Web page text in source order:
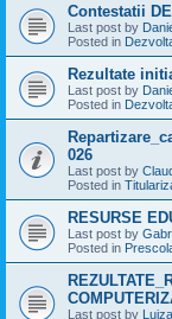
Contestatii
Last post by
Posted in
Rezultate
Last post by
Posted in
026
Last post by
Posted in
RESURSE
Last post by
Posted in
Last post by